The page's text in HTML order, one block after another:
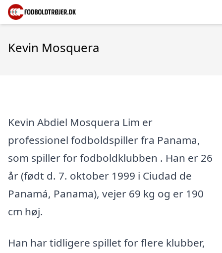
Kevin Mosquera
Kevin Abdiel Mosquera Lim er
professionel fodboldspiller fra Panama,
som spiller for fodboldklubben . Han er 26
år (født d. 7. oktober 1999 i Ciudad de
Panamá, Panama), vejer 69 kg og er 190
cm høj.
Han har tidligere spillet for flere klubber,